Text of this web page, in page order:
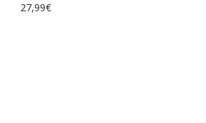
27,99€